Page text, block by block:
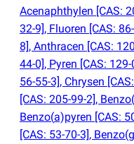
Acenaphthylen [CAS:
32-9], Fluoren [CAS:
8], Anthracen [CAS:
44-0], Pyren [CAS:
56-55-3], Chrysen
[CAS: 205-99-2], Benzo(
Benzo(a)pyren [CAS:
[CAS: 53-70-3], Benzo(